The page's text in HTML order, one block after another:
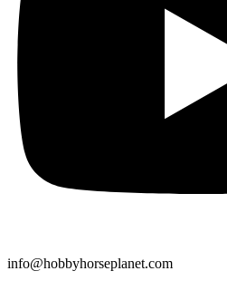
info@hobbyhorseplanet.com